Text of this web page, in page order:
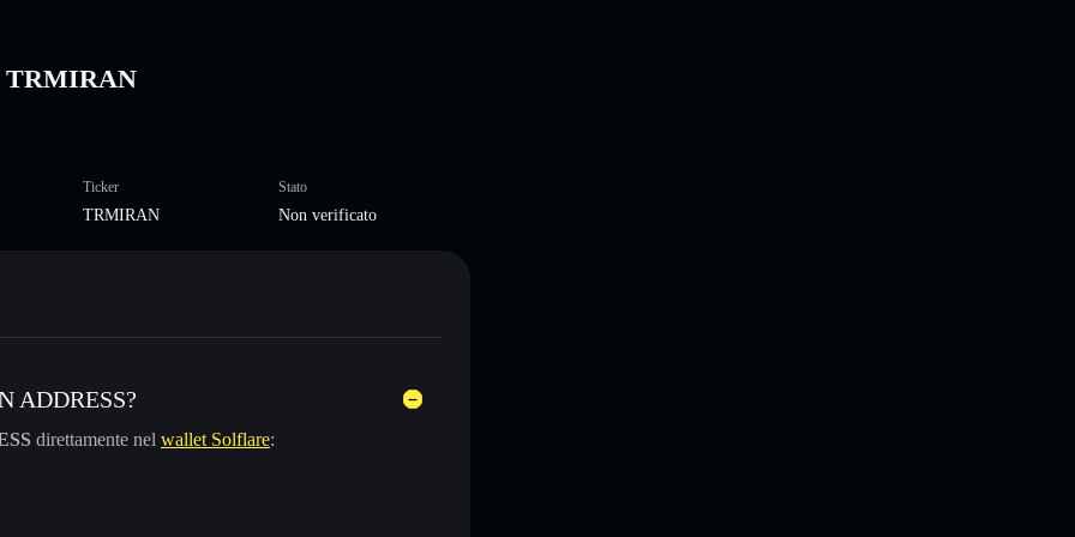
TRMIRAN
Ticker
TRMIRAN
Stato
Non verificato
ADDRESS?
direttamente nel wallet Solflare: